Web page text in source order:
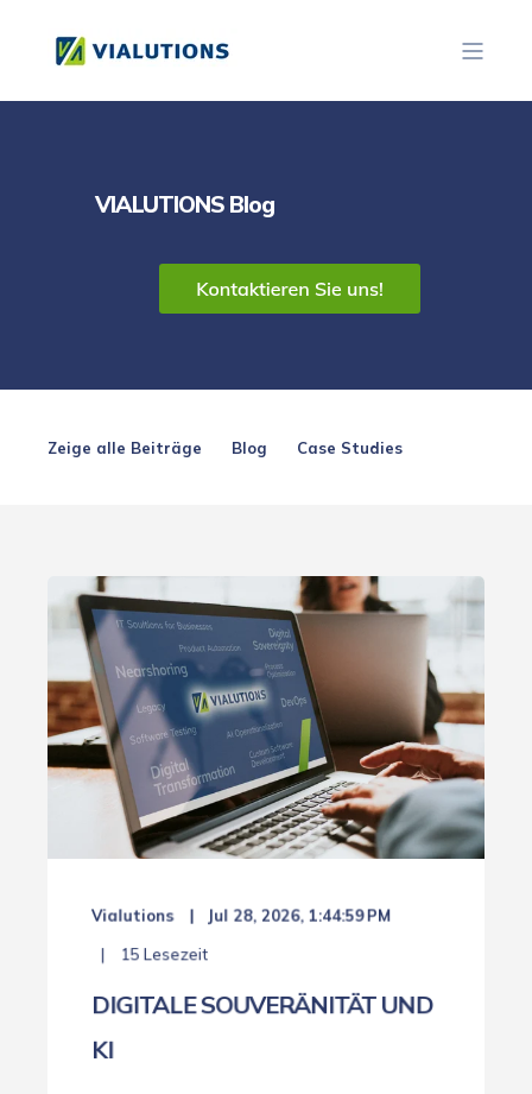
VIALUTIONS Blog
Zeige alle Beiträge Blog Case Studies
Vialutions Jul 28, 2026, 1:44:59 PM
15 Lesezeit
DIGITALE SOUVERÄNITÄT UND
KI